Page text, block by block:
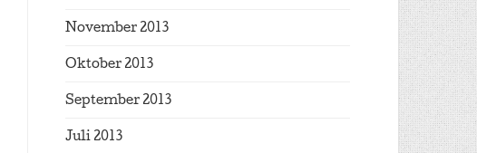
November 2013
Oktober 2013
September 2013
Juli 2013